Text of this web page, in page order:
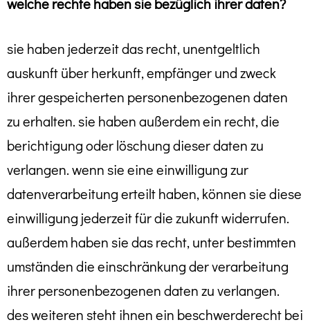
sie haben jederzeit das recht, unentgeltlich
auskunft über herkunft, empfänger und zweck
ihrer gespeicherten personenbezogenen daten
zu erhalten. sie haben außerdem ein recht, die
berichtigung oder löschung dieser daten zu
verlangen. wenn sie eine einwilligung zur
datenverarbeitung erteilt haben, können sie diese
einwilligung jederzeit für die zukunft widerrufen.
außerdem haben sie das recht, unter bestimmten
umständen die einschränkung der verarbeitung
ihrer personenbezogenen daten zu verlangen.
des weiteren steht ihnen ein beschwerderecht bei